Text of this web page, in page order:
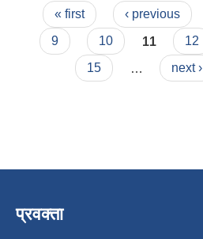
Pages
« first ‹ previous
9
10 11 12
15
next ›
प्रवक्ता